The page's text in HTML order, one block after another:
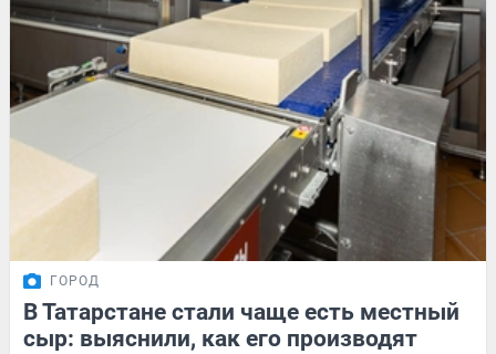
ГОРОД
В Татарстане стали чаще есть местный
сыр: выяснили, как его производят